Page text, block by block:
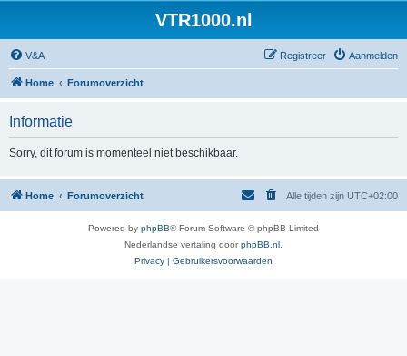
VTR1000.nl
V&A Aanmelden
Registreer
Home Forumoverzicht
Informatie
Sorry, dit forum is momenteel niet beschikbaar.
Home Forumoverzicht Alle tijden zijn UTC+02:00
Powered by phpBB® Forum Software © phpBB Limited
Nederlandse vertaling doorphpBB.nl
Privacy | Gebruikersvoorwaarden